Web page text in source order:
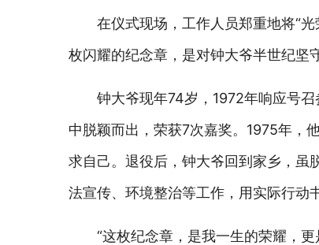
在仪式现场， 工作人员郑重地将“
枚闪耀的纪念章，是对钟大爷半世纪坚
钟大爷现年74岁， 1972年响应号召
中脱颖而出，荣获7次嘉奖。1975年，
求自己。 退役后， 钟大爷回到家乡，虽
法宣传、环境整治等工作，用实际行动
“这枚纪念章，是我一生的荣耀，